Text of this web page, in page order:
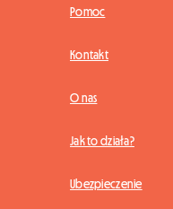
Pomoc
Kontakt
O nas
Jak to działa?
Ubezpieczenie